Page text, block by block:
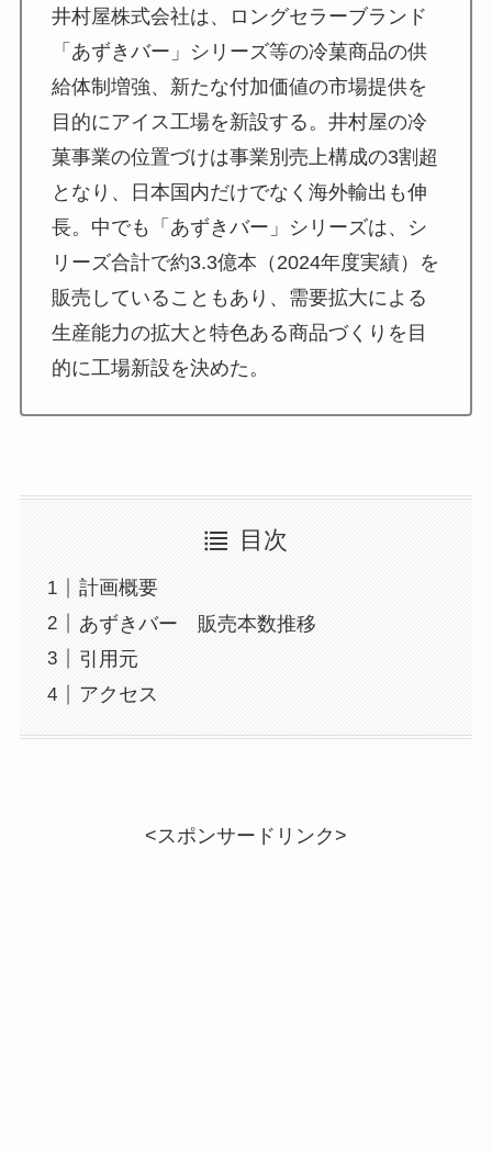
井村屋株式会社は、ロングセラーブランド
「あずきバー」シリーズ等の冷菓商品の供
給体制増強、新たな付加価値の市場提供を
目的にアイス工場を新設する。井村屋の冷
菓事業の位置づけは事業別売上構成の3割超
となり、日本国内だけでなく海外輸出も伸
長。中でも「あずきバー」シリーズは、シ
リーズ合計で約3.3億本（2024年度実績）を
販売していることもあり、需要拡大による
生産能力の拡大と特色ある商品づくりを目
的に工場新設を決めた。
目次
計画概要
あずきバー 販売本数推移
引用元
アクセス
<スポンサードリンク>